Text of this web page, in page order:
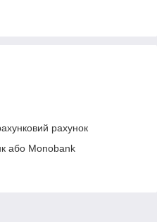
рахунок
або Monobank